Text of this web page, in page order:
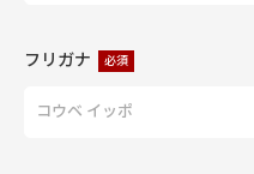
フリガナ 必須